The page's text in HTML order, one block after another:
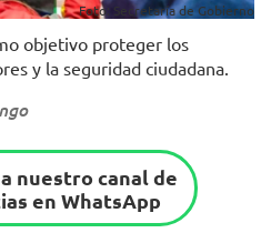
Foto: Secretaría de Gobierno
objetivo proteger los
y la seguridad ciudadana.
nuestro canal de
en WhatsApp